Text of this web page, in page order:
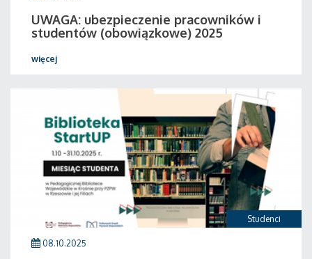
UWAGA: ubezpieczenie pracowników i
studentów (obowiązkowe) 2025
więcej
Studenci
08.10.2025